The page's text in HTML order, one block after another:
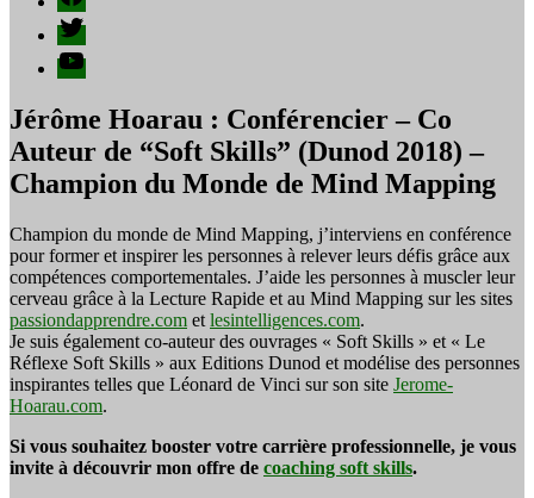
Twitter
YouTube
Jérôme Hoarau : Conférencier – Co
Auteur de “Soft Skills” (Dunod 2018) –
Champion du Monde de Mind Mapping
Champion du monde de Mind Mapping, j’interviens en conférence
pour former et inspirer les personnes à relever leurs défis grâce aux
compétences comportementales. J’aide les personnes à muscler leur
cerveau grâce à la Lecture Rapide et au Mind Mapping sur les sites
passiondapprendre.com et lesintelligences.com.
Je suis également co-auteur des ouvrages « Soft Skills » et « Le
Réflexe Soft Skills » aux Editions Dunod et modélise des personnes
inspirantes telles que Léonard de Vinci sur son site Jerome-
Hoarau.com.
Si vous souhaitez booster votre carrière professionnelle, je vous
invite à découvrir mon offre de coaching soft skills.